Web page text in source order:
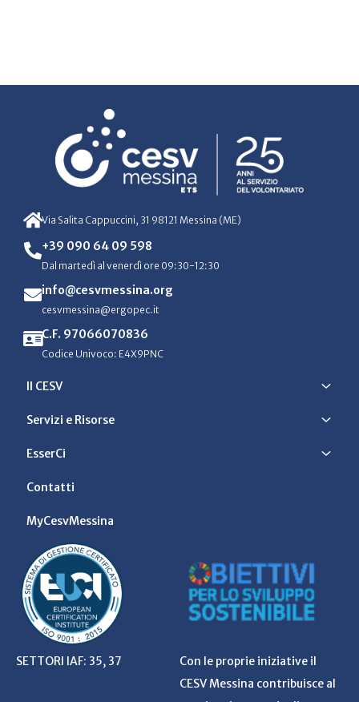
Via Salita Cappuccini, 31 98121 Messina (ME)
+39 090 64 09 598
Dal martedì al venerdì ore 09:30-12:30
info@cesvmessina.org
cesvmessina@ergopec.it
C.F. 97066070836
Codice Univoco: E4X9PNC
Il CESV
Servizi e Risorse
EsserCi
Contatti
MyCesvMessina
SETTORI IAF: 35, 37
Con le proprie iniziative il
CESV Messina contribuisce al